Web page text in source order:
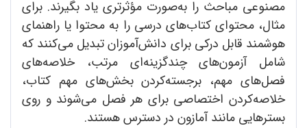
مصنوعی مباحث را به‌صورت مؤثرتری یاد بگیرند. برای
مثال، محتوای کتاب‌های درسی را به محتوا یا راهنمای
هوشمند قابل درکی برای دانش‌آموزان تبدیل می‌کنند که
شامل آزمون‌های چندگزینه‌ای مرتب، خلاصه‌های
فصل‌های مهم، برجسته‌کردن بخش‌های مهم کتاب،
خلاصه‌کردن اختصاصی برای هر فصل می‌شوند و روی
بستر‌هایی مانند آمازون در دسترس هستند.